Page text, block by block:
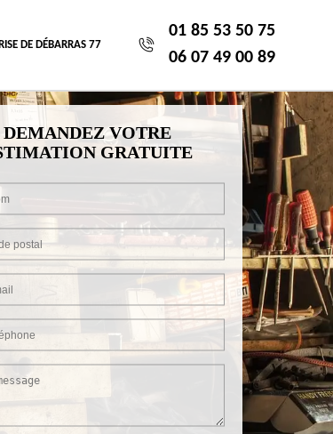
DE DÉBARRAS 77
01 85 53 50 75
06 07 49 00 89
DEMANDEZ VOTRE
GRATUITE